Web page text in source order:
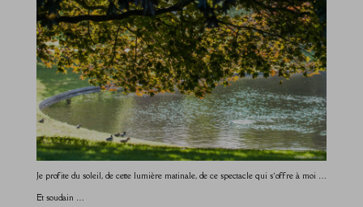
Je profite du soleil, de cette lumière matinale, de ce spectacle qui s’offre à moi …
Et soudain …